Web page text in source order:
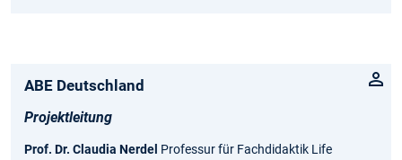
ABE Deutschland
Projektleitung
Prof. Dr. Claudia Nerdel Professur für Fachdidaktik Life